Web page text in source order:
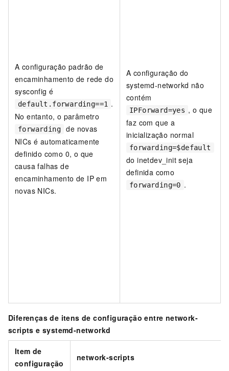
A configuração padrão de
encaminhamento de rede do
sysconfig é
default.forwarding==1 .
No entanto, o parâmetro
forwarding
de novas
NICs é automaticamente
definido como 0, o que
causa falhas de
encaminhamento de IP em
novas NICs.
A configuração do
systemd-networkd não
contém
IPForward=yes , o que
faz com que a
inicialização normal
forwarding=$default
do inetdev_init seja
definida como
forwarding=0 .
Diferenças de itens de configuração entre network-
scripts e systemd-networkd
Item de
configuração
network-scripts